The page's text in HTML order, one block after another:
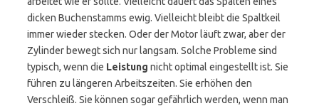
dicken Buchenstamms ewig. Vielleicht bleibt die Spaltkeil
immer wieder stecken. Oder der Motor läuft zwar, aber der
Zylinder bewegt sich nur langsam. Solche Probleme sind
typisch, wenn die Leistung nicht optimal eingestellt ist. Sie
führen zu längeren Arbeitszeiten. Sie erhöhen den
Verschleiß. Sie können sogar gefährlich werden, wenn man